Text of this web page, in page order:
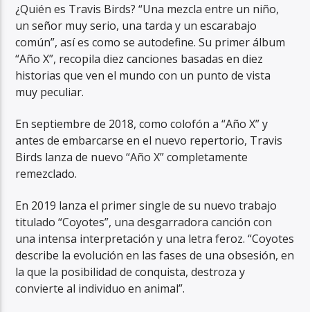
¿Quién es Travis Birds? “Una mezcla entre un niño,
un señor muy serio, una tarda y un escarabajo
común”, así es como se autodefine. Su primer álbum
“Año X”, recopila diez canciones basadas en diez
historias que ven el mundo con un punto de vista
muy peculiar.
En septiembre de 2018, como colofón a “Año X” y
antes de embarcarse en el nuevo repertorio, Travis
Birds lanza de nuevo “Año X” completamente
remezclado.
En 2019 lanza el primer single de su nuevo trabajo
titulado “Coyotes”, una desgarradora canción con
una intensa interpretación y una letra feroz. “Coyotes
describe la evolución en las fases de una obsesión, en
la que la posibilidad de conquista, destroza y
convierte al individuo en animal”.